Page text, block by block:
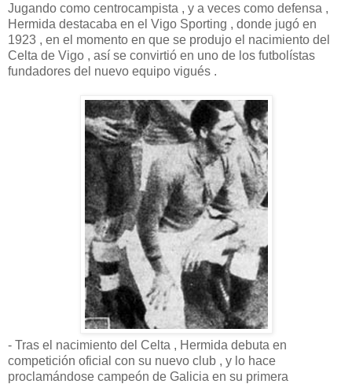
Jugando como centrocampista , y a veces como defensa ,
Hermida destacaba en el Vigo Sporting , donde jugó en
1923 , en el momento en que se produjo el nacimiento del
Celta de Vigo , así se convirtió en uno de los futbolístas
fundadores del nuevo equipo vigués .
- Tras el nacimiento del Celta , Hermida debuta en
competición oficial con su nuevo club , y lo hace
proclamándose campeón de Galicia en su primera